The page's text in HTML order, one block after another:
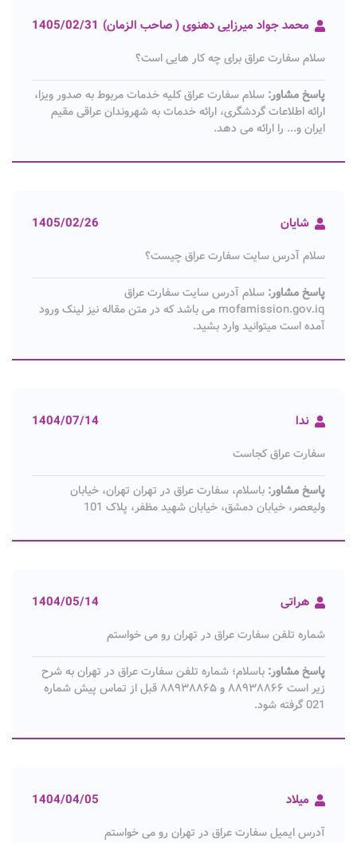
محمد جواد میرزایی دهنوی ( صاحب الزمان) 1405/02/31
سلام سفارت عراق برای چه کار هایی است؟
پاسخ مشاور: سلام سفارت عراق کلیه خدمات مربوط به صدور ویزا،
ارائه اطلاعات گردشگری، ارائه خدمات به شهروندان عراقی مقیم
ایران و... را ارائه می دهد.
شایان 1405/02/26
سلام آدرس سایت سفارت عراق چیست؟
پاسخ مشاور: سلام آدرس سایت سفارت عراق
mofamission.gov.iq می باشد که در متن مقاله نیز لینک ورود
آمده است میتوانید وارد بشید.
ندا 1404/07/14
سفارت عراق کجاست
پاسخ مشاور: باسلام، سفارت عراق در تهران تهران، خیابان
ولیعصر، خیابان دمشق، خیابان شهید مظفر، پلاک 101
هراتی 1404/05/14
شماره تلفن سفارت عراق در تهران رو می خواستم
پاسخ مشاور: باسلام؛ شماره تلفن سفارت عراق در تهران به شرح
زیر است ۸۸۹۳۸۸۶۶ و ۸۸۹۳۸۸۶۵ قبل از تماس پیش شماره
021 گرفته شود.
میلاد 1404/04/05
آدرس ایمیل سفارت عراق در تهران رو می خواستم